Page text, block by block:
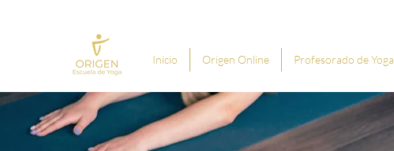
Inicio Origen Online Profesorado de Yoga